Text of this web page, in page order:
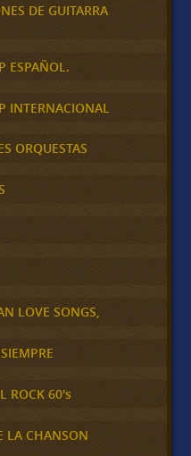
DE GUITARRA
ESPAÑOL.
INTERNACIONAL
ORQUESTAS
LOVE SONGS,
ROCK 60's
LA CHANSON